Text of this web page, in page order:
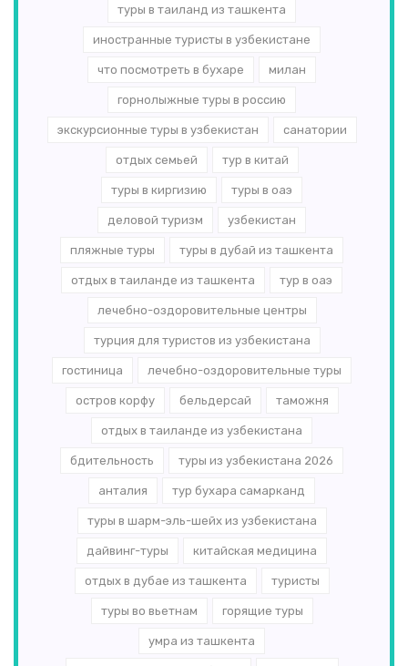
туры в таиланд из ташкента
иностранные туристы в узбекистане
что посмотреть в бухаре милан
горнолыжные туры в россию
экскурсионные туры в узбекистан санатории
отдых семьей тур в китай
туры в киргизию туры в оаэ
деловой туризм узбекистан
пляжные туры туры в дубай из ташкента
отдых в таиланде из ташкента тур в оаэ
лечебно-оздоровительные центры
турция для туристов из узбекистана
гостиница лечебно-оздоровительные туры
остров корфу бельдерсай таможня
отдых в таиланде из узбекистана
бдительность туры из узбекистана 2026
анталия тур бухара самарканд
туры в шарм-эль-шейх из узбекистана
дайвинг-туры китайская медицина
отдых в дубае из ташкента туристы
туры во вьетнам горящие туры
умра из ташкента